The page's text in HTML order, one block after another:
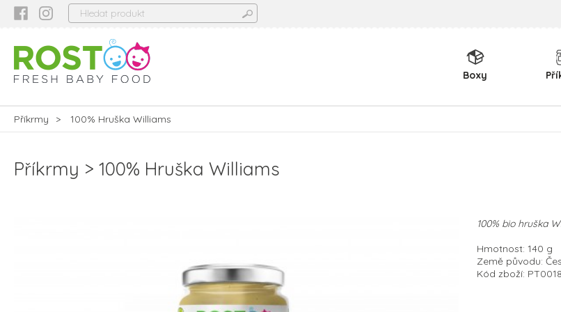
Boxy
Příkrmy 100% Hruška Williams
Příkrmy 100% Hruška Williams
100% bio hruška
Hmotnost: 140 g
Země původu:
Kód zboží: PT0018